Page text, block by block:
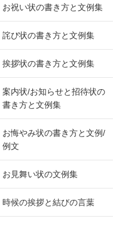
お祝い状の書き方と文例集
詫び状の書き方と文例集
挨拶状の書き方と文例集
案内状/お知らせと招待状の
書き方と文例集
お悔やみ状の書き方と文例/
例文
お見舞い状の文例集
時候の挨拶と結びの言葉